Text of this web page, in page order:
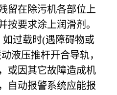
留在除污机各部位上
按要求涂上润滑剂。
过载时(遇障碍物或
液压推杆开合导轨，
或因其它故障造成机
自动报警系统应能报